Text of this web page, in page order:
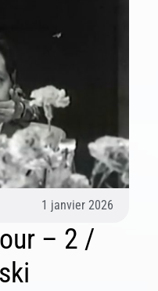
1 janvier 2026
– 2 /